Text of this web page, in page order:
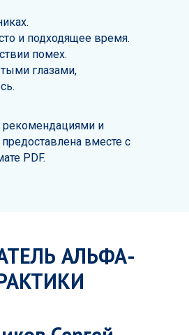
и подходящее время.
помех.
глазами,
рекомендациями и
вместе с
PDF.
АЛЬФА-